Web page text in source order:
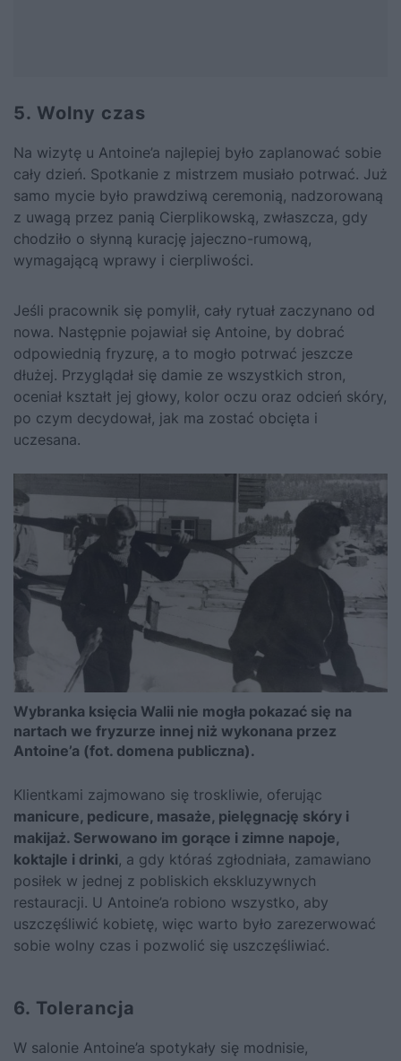
5. Wolny czas
Na wizytę u Antoine’a najlepiej było zaplanować sobie
cały dzień. Spotkanie z mistrzem musiało potrwać. Już
samo mycie było prawdziwą ceremonią, nadzorowaną
z uwagą przez panią Cierplikowską, zwłaszcza, gdy
chodziło o słynną kurację jajeczno-rumową,
wymagającą wprawy i cierpliwości.
Jeśli pracownik się pomylił, cały rytuał zaczynano od
nowa. Następnie pojawiał się Antoine, by dobrać
odpowiednią fryzurę, a to mogło potrwać jeszcze
dłużej. Przyglądał się damie ze wszystkich stron,
oceniał kształt jej głowy, kolor oczu oraz odcień skóry,
po czym decydował, jak ma zostać obcięta i
uczesana.
Wybranka księcia Walii nie mogła pokazać się na
nartach we fryzurze innej niż wykonana przez
Antoine’a (fot. domena publiczna).
Klientkami zajmowano się troskliwie, oferując
manicure, pedicure, masaże, pielęgnację skóry i
makijaż. Serwowano im gorące i zimne napoje,
koktajle i drinki, a gdy któraś zgłodniała, zamawiano
posiłek w jednej z pobliskich ekskluzywnych
restauracji. U Antoine’a robiono wszystko, aby
uszczęśliwić kobietę, więc warto było zarezerwować
sobie wolny czas i pozwolić się uszczęśliwiać.
6. Tolerancja
W salonie Antoine’a spotykały się modnisie,